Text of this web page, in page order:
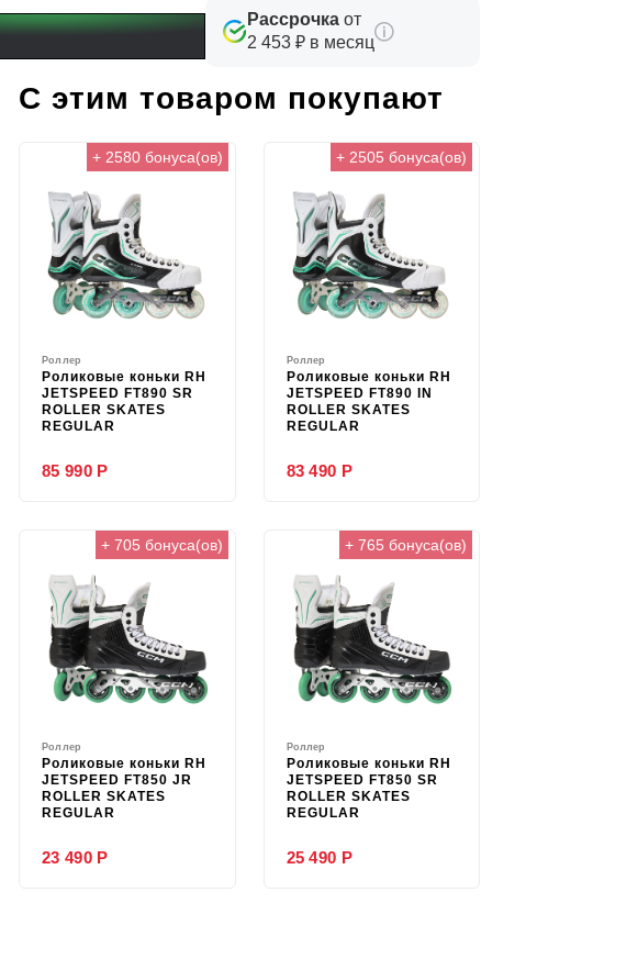
Рассрочка от
2 453 ₽ в месяц
С этим товаром покупают
+ 2580 бонуса(ов)
Роллер
Роликовые коньки RH
JETSPEED FT890 SR
ROLLER SKATES
REGULAR
85 990 Р
+ 2505 бонуса(ов)
Роллер
Роликовые коньки RH
JETSPEED FT890 IN
ROLLER SKATES
REGULAR
83 490 Р
+ 705 бонуса(ов)
Роллер
Роликовые коньки RH
JETSPEED FT850 JR
ROLLER SKATES
REGULAR
23 490 Р
+ 765 бонуса(ов)
Роллер
Роликовые коньки RH
JETSPEED FT850 SR
ROLLER SKATES
REGULAR
25 490 Р